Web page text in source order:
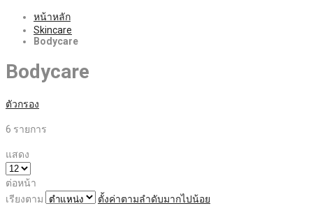
หน้าหลัก
Skincare
Bodycare
Bodycare
ตัวกรอง
6 รายการ
แสดง
ต่อหน้า
เรียงตาม
ตั้งค่าตามลำดับมากไปน้อย